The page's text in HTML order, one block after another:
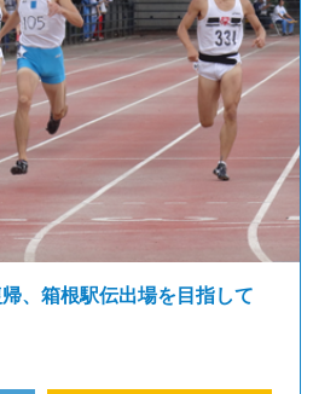
、箱根駅伝出場を目指して